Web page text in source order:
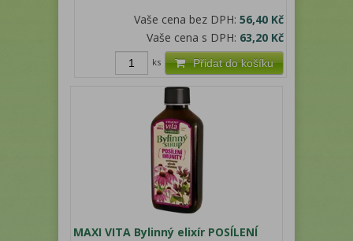
Vaše cena bez DPH:56,40 Kč
Vaše cena s DPH: 63,20 Kč
Přidat do košíku
ks
MAXI VITA Bylinný elixír POSÍLENÍ